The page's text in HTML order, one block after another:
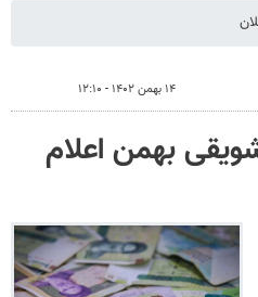
۱۴ بهمن ۱۴۰۲ - ۱۲:۱۰
بهمن اعلام